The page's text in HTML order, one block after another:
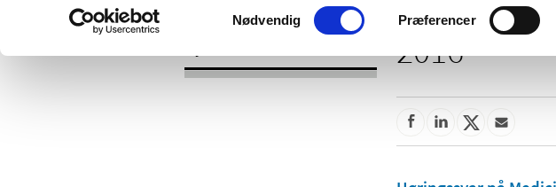
Samtykkevalg
Nødvendig Præferencer
2016